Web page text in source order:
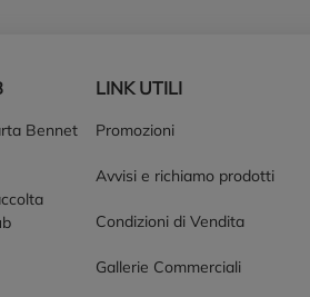
Bennet
LINK UTILI
Promozioni
Avvisi e richiamo prodotti
Condizioni di Vendita
Gallerie Commerciali